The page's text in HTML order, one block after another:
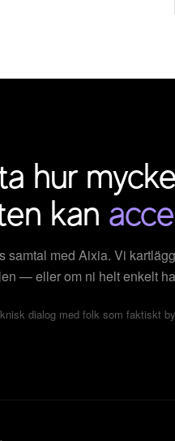
hur
kan
samtal med Aixia. Vi
— eller om ni helt enkelt
dialog med folk som faktiskt